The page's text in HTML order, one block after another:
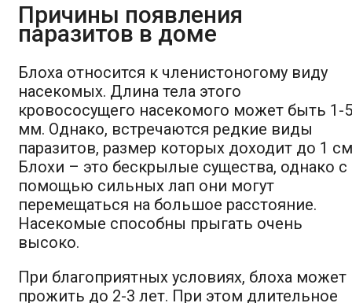
Причины появления
паразитов в доме
Блоха относится к членистоногому виду
насекомых. Длина тела этого
кровососущего насекомого может быть 1-5
мм. Однако, встречаются редкие виды
паразитов, размер которых доходит до 1
Блохи – это бескрылые существа, однако с
помощью сильных лап они могут
перемещаться на большое расстояние.
Насекомые способны прыгать очень
высоко.
При благоприятных условиях, блоха может
прожить до 2-3 лет. При этом длительное